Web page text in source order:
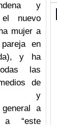
y
nuevo
mujer a
en
y ha
las
de
y
a
a “este